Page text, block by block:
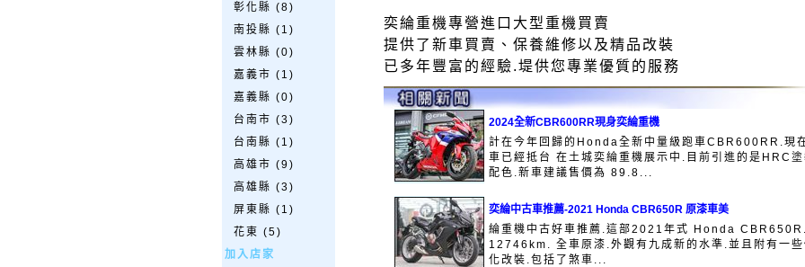
彰化縣 (8)
南投縣 (1)
雲林縣 (0)
嘉義市 (1)
嘉義縣 (0)
台南市 (3)
台南縣 (1)
高雄市 (9)
高雄縣 (3)
屏東縣 (1)
花東 (5)
加入店家
奕綸重機專營進口大型重機買賣
提供了新車買賣、保養維修以及精品改裝
已多年豐富的經驗.堤供您專業優質的服務
2024全新CBR600RR現身奕綸重機
計在今年回歸的Honda全新中量級跑車CBR600RR.現
車已經抵台 在土城奕綸重機展示中.目前引進的是HRC塗
配色.新車建議售價為 89.8...
奕綸中古車推薦-2021 Honda CBR650R 原漆車美
綸重機中古好車推薦.這部2021年式 Honda
12746km. 全車原漆.外觀有九成新的水準.並且附有一些
化改裝.包括了煞車...